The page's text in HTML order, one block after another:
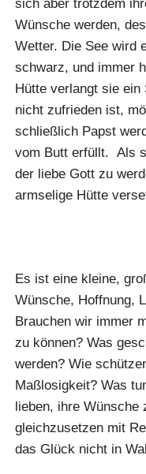
sich aber trotzdem
Wünsche werden,
Wetter. Die See wird
schwarz, und immer
Hütte verlangt sie
nicht zufrieden ist,
schließlich Papst
vom Butt erfüllt. Als
der liebe Gott zu
armselige Hütte
Es ist eine kleine,
Wünsche, Hoffnung,
Brauchen wir immer
zu können? Was
werden? Wie
Maßlosigkeit? Was
lieben, ihre Wünsche
gleichzusetzen mit
das Glück nicht in